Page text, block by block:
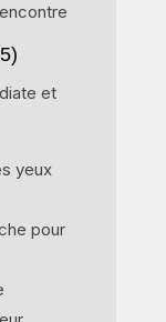
et
yeux
pour